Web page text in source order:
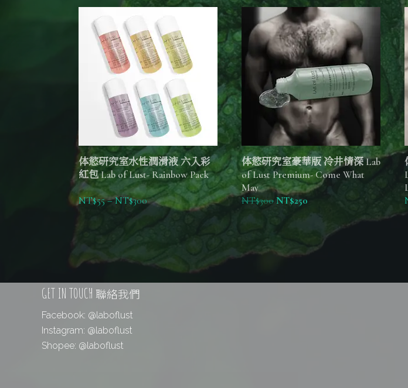
体慾研究室水性潤滑液 六入彩
紅包 Lab of Lust- Rainbow Pack
NT$55–NT$300
体慾研究室豪華版 冷井情深 Lab
of Lust Premium- Come What
May
NT$300NT$250
GET IN TOUCH 聯絡我們
Facebook: @laboflust
Instagram: @laboflust
Shopee: @laboflust